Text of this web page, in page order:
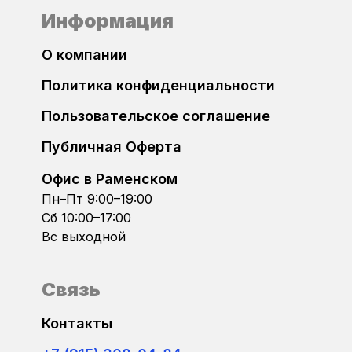
DAF
DongFeng
FIAT
Ford
Bosch MEV9.4.6
Bosch MEVD17.2
Bosch MEVD17.2.4
Bosch MEVD17.2.5
Bosch MEVD17.2.6
Информация
О компании
Политика конфиденциальности
Пользовательское соглашение
Публичная Оферта
Офис в Раменском
Пн–Пт 9:00–19:00
Сб 10:00–17:00
Вс выходной
Связь
Контакты